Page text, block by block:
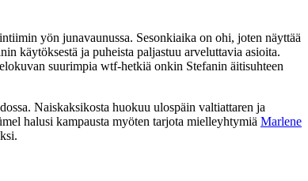
yön junavaunussa. Sesonkiaika on ohi, joten näyttää
käytöksestä ja puheista paljastuu arveluttavia asioita.
suurimpia wtf‑hetkiä onkin Stefanin äitisuhteen
Naiskaksikosta huokuu ulospäin valtiattaren ja
halusi kampausta myöten tarjota mielleyhtymiä Marlene